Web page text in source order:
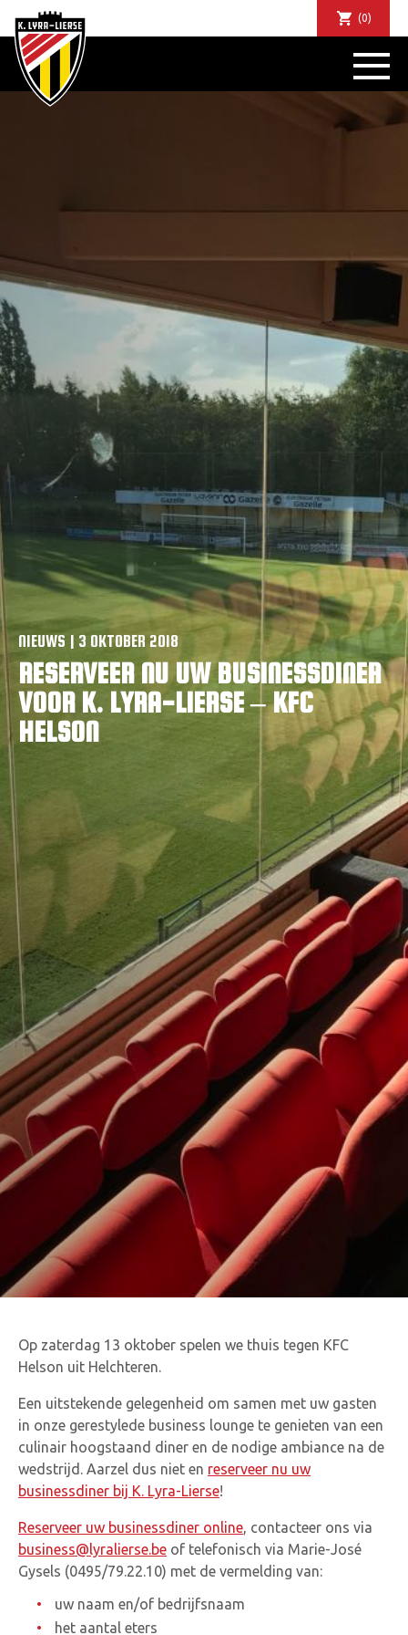
(0)
NIEUWS | 3 OKTOBER 2018
RESERVEER NU UW BUSINESSDINER
VOOR K. LYRA-LIERSE – KFC
HELSON
Op zaterdag 13 oktober spelen we thuis tegen KFC
Helson uit Helchteren.
Een uitstekende gelegenheid om samen met uw gasten
in onze gerestylede business lounge te genieten van een
culinair hoogstaand diner en de nodige ambiance na de
wedstrijd. Aarzel dus niet en reserveer nu uw
businessdiner bij K. Lyra-Lierse!
Reserveer uw businessdiner online , contacteer ons via
business@lyralierse.be of telefonisch via Marie-José
Gysels (0495/79.22.10) met de vermelding van:
uw naam en/of bedrijfsnaam
het aantal eters
NIEUWS
DE CLUB
SPORTIEF
JEUGD
MATCHDINERS
CLUBAPP
FANSHOP
FAQ
VACATURES